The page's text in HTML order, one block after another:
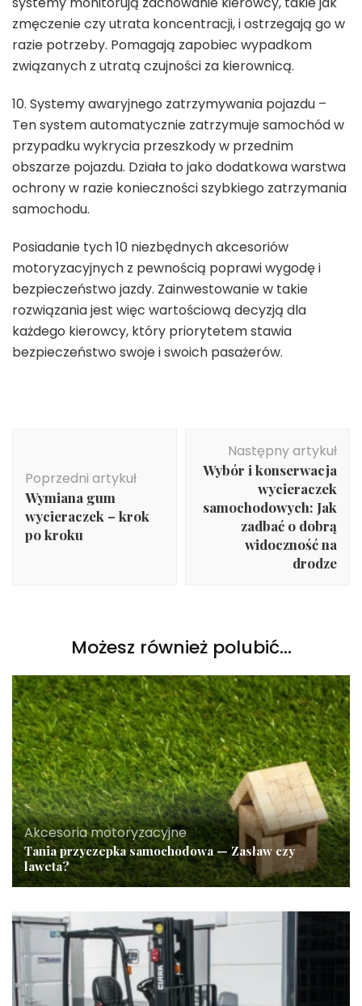
zmęczenie czy utrata koncentracji, i ostrzegają go w
razie potrzeby. Pomagają zapobiec wypadkom
związanych z utratą czujności za kierownicą.
10. Systemy awaryjnego zatrzymywania pojazdu –
Ten system automatycznie zatrzymuje samochód w
przypadku wykrycia przeszkody w przednim
obszarze pojazdu. Działa to jako dodatkowa warstwa
ochrony w razie konieczności szybkiego zatrzymania
samochodu.
Posiadanie tych 10 niezbędnych akcesoriów
motoryzacyjnych z pewnością poprawi wygodę i
bezpieczeństwo jazdy. Zainwestowanie w takie
rozwiązania jest więc wartościową decyzją dla
każdego kierowcy, który priorytetem stawia
bezpieczeństwo swoje i swoich pasażerów.
Poprzedni artykuł
Wymiana gum
wycieraczek – krok
po kroku
Następny artykuł
Wybór i konserwacja
wycieraczek
samochodowych: Jak
zadbać o dobrą
widoczność na
drodze
Możesz również polubić…
Akcesoria motoryzacyjne
Tania przyczepka samochodowa — Zasław czy
laweta?